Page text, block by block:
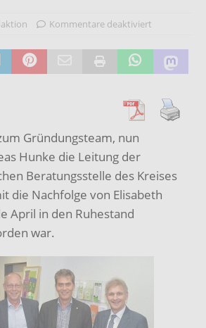
Kommentare deaktiviert
Gründungsteam, nun
Hunke die Leitung der
Beratungsstelle des Kreises
die Nachfolge von Elisabeth
April in den Ruhestand
war.